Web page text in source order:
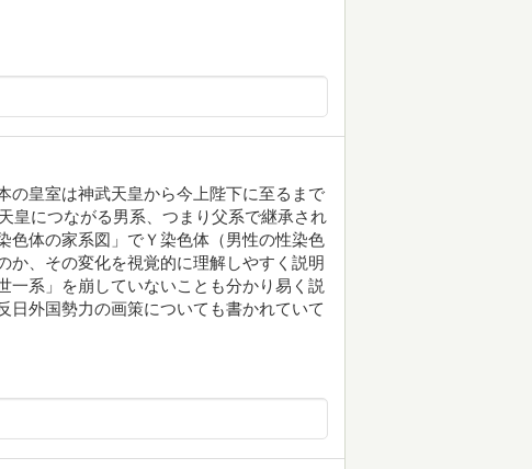
の皇室は神武天皇から今上陛下に至るまで
皇につながる男系、つまり父系で継承され
色体の家系図」でＹ染色体（男性の性染色
か、その変化を視覚的に理解しやすく説明
一系」を崩していないことも分かり易く説
日外国勢力の画策についても書かれていて